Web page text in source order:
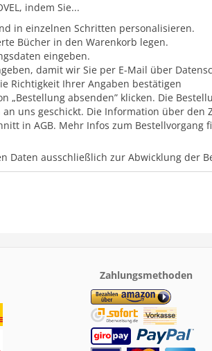
indem Sie...
in einzelnen Schritten personalisieren.
Bücher in den Warenkorb legen.
eingeben.
damit wir Sie per E-Mail über
Richtigkeit Ihrer Angaben bestätigen
„Bestellung absenden” klicken. Die
uns geschickt. Die Information über den
in AGB. Mehr Infos zum Bestellvorgang
Daten ausschließlich zur Abwicklung der
Zahlungsmethoden